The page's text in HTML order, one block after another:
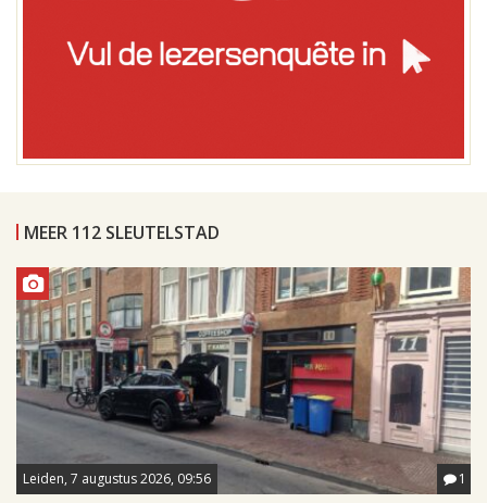
MEER 112 SLEUTELSTAD
Leiden, 7 augustus 2026, 09:56 1